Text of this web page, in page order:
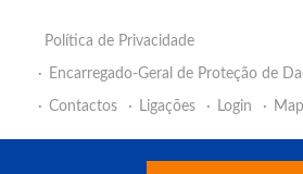
Política de Privacidade
Encarregado-Geral de Proteção de
Contactos
Ligações Login